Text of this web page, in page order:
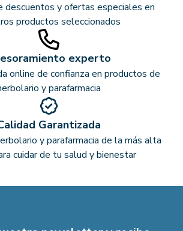
descuentos y ofertas especiales en
productos seleccionados
experto
online de confianza en productos de
y parafarmacia
Garantizada
y parafarmacia de la más alta
cuidar de tu salud y bienestar